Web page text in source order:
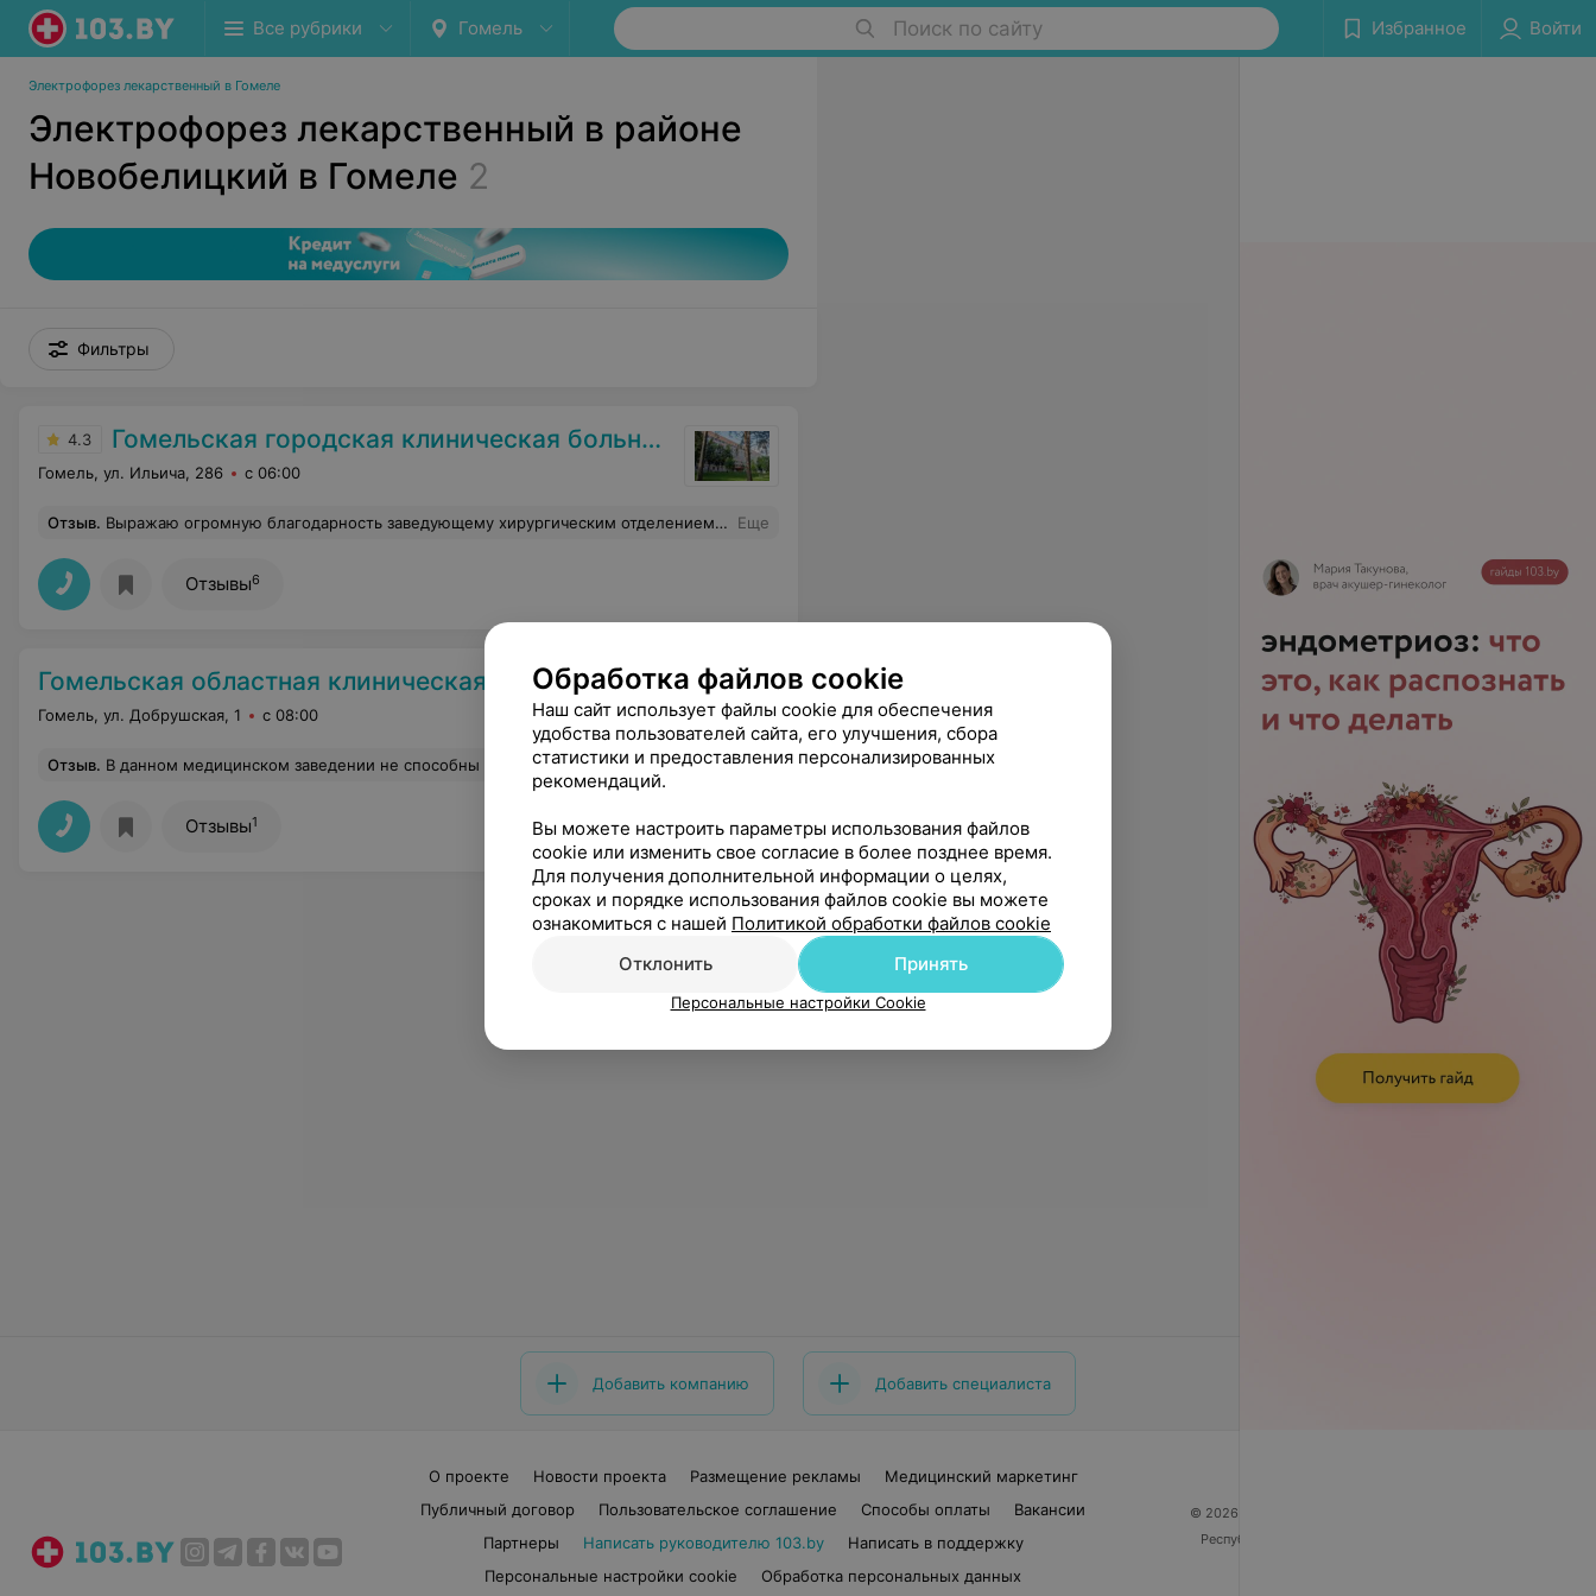
Все рубрики Гомель Поиск по сайту Избранное Войти
Электрофорез лекарственный в Гомеле
Электрофорез лекарственный в районе
Новобелицкий в Гомеле 2
Фильтры
4.3 Гомельская городская клиническая больница №3
Гомель, ул. Ильича, 286 с 06:00
Отзыв. Выражаю огромную благодарность заведующему хирургическим отделением 1 Дмитриенко Анатолию Анатольевичу и врачу-хирургу Никифорову Ивану Владимировичу за профессионализм, чуткое внимательное отношение. Побольше бы таких врачей от Бога! Еще
Отзывы6
Гомельская областная клиническая психиатрическая больница
Гомель, ул. Добрушская, 1 с 08:00
Отзыв. В данном медицинском заведении не способны организовать элементарное. Я попал туда в качестве призывника. На момент моего визита отсутствовало личное дело. Должностное лицо по фамилии дымников пс заявило, чтобы я па ехал в военкомат взял личное дело и привез ему. У меня в повестке было указано дата и время явки при себе иметь паспорт. При этом обстоятельстве возник конфликт. В общем потом данное должностное лицо проводило свое исследование, в итоге которого я стал "психопатом". Так как я себя не считаю ''психопатом" на эту медицинскую кантору подал в суд. Еще
Отзывы1
Добавить компанию Добавить специалиста
О проекте Новости проекта Размещение рекламы
Медицинский маркетинг
Публичный договор
Пользовательское соглашение Способы оплаты
Вакансии
Партнеры
Написать руководителю 103.by
Написать в поддержку
Персональные настройки cookie
Обработка персональных данных
© 2026 ООО «Артокс Лаб», УНП 191700409
Республика Беларусь, г. Минск, улица Толбухина, 2,
Обработка файлов cookie
Наш сайт использует файлы cookie для обеспечения
удобства пользователей сайта, его улучшения, сбора
статистики и предоставления персонализированных
рекомендаций.
Вы можете настроить параметры использования файлов
cookie или изменить свое согласие в более позднее время.
Для получения дополнительной информации о целях,
сроках и порядке использования файлов cookie вы можете
ознакомиться с нашей Политикой обработки файлов cookie
Отклонить
Принять
Персональные настройки Cookie